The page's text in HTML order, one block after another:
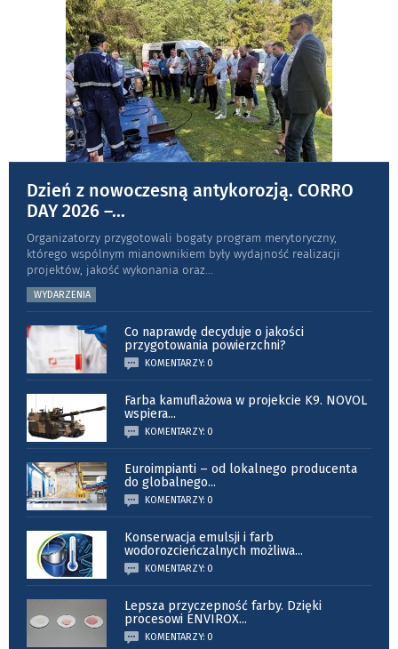
Dzień z nowoczesną antykorozją. CORRO
DAY 2026 –...
Organizatorzy przygotowali bogaty program merytoryczny,
którego wspólnym mianownikiem były wydajność realizacji
projektów, jakość wykonania oraz
WYDARZENIA
Co naprawdę decyduje o jakości
przygotowania powierzchni?
KOMENTARZY: 0
Farba kamuflażowa w projekcie K9. NOVOL
wspiera...
KOMENTARZY: 0
Euroimpianti – od lokalnego producenta
do globalnego...
KOMENTARZY: 0
Konserwacja emulsji i farb
wodorozcieńczalnych możliwa...
KOMENTARZY: 0
Lepsza przyczepność farby. Dzięki
procesowi ENVIROX...
KOMENTARZY: 0